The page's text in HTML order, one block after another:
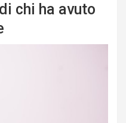
chi ha avuto